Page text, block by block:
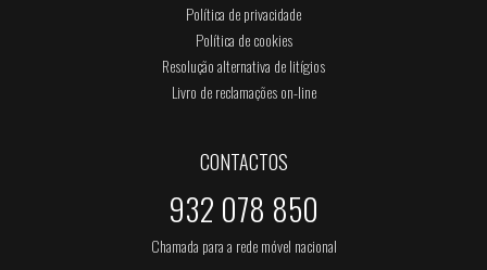
Política de privacidade
Política de cookies
Resolução alternativa de litígios
Livro de reclamações on-line
CONTACTOS
932 078 850
Chamada para a rede móvel nacional